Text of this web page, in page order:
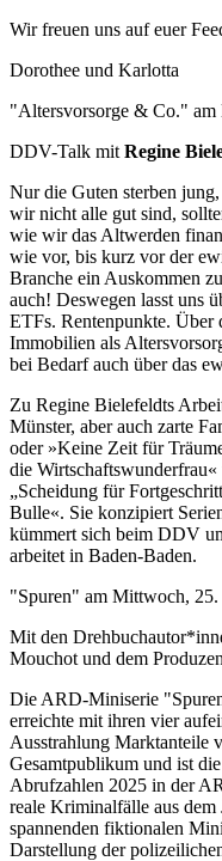
Wir freuen uns auf euer
Dorothee und Karlotta
"Altersvorsorge & Co." am
DDV-Talk mit Regine
Nur die Guten sterben
wir nicht alle gut sind,
wie wir das Altwerden
wie vor, bis kurz vor der
Branche ein Auskommen
auch! Deswegen lasst uns
ETFs. Rentenpunkte.
Immobilien als
bei Bedarf auch über das
Zu Regine Bielefeldts
Münster, aber auch zarte
oder »Keine Zeit für
die
„Scheidung für
Bulle«. Sie konzipiert
kümmert sich beim DDV
arbeitet in Baden-Baden.
"Spuren" am Mittwoch,
Mit den
Mouchot und dem
Die ARD-Miniserie
erreichte mit ihren vier
Ausstrahlung Marktanteile
Gesamtpublikum und ist
Abrufzahlen 2025 in der
reale Kriminalfälle aus dem
spannenden fiktionalen
Darstellung der